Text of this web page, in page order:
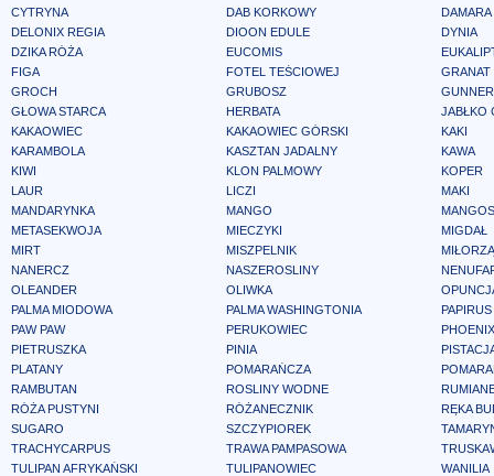
CYTRYNA
DAB KORKOWY
DAMARA
DELONIX REGIA
DIOON EDULE
DYNIA
DZIKA RÓŻA
EUCOMIS
FIGA
FOTEL TEŚCIOWEJ
GRANAT
GROCH
GRUBOSZ
GŁOWA STARCA
HERBATA
JABŁKO
KAKAOWIEC
KAKAOWIEC GÓRSKI
KAKI
KARAMBOLA
KASZTAN JADALNY
KAWA
KIWI
KLON PALMOWY
KOPER
LAUR
LICZI
MAKI
MANDARYNKA
MANGO
METASEKWOJA
MIECZYKI
MIGDAŁ
MIRT
MISZPELNIK
NANERCZ
NASZEROSLINY
OLEANDER
OLIWKA
PALMA MIODOWA
PALMA WASHINGTONIA
PAPIRUS
PAW PAW
PERUKOWIEC
PIETRUSZKA
PINIA
PLATANY
POMARAŃCZA
RAMBUTAN
ROSLINY WODNE
RÓŻA PUSTYNI
RÓŻANECZNIK
RĘKA
SUGARO
SZCZYPIOREK
TRACHYCARPUS
TRAWA PAMPASOWA
TULIPAN AFRYKAŃSKI
TULIPANOWIEC
WANILIA